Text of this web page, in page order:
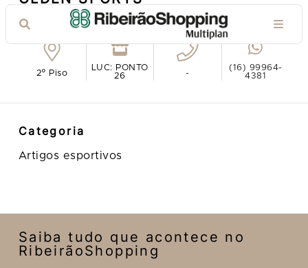
Ver no mapa
2º Piso
LUC: PONTO
26
-
(16) 99964-
4381
Categoria
Artigos esportivos
Saiba tudo que acontece no
RibeirãoShopping